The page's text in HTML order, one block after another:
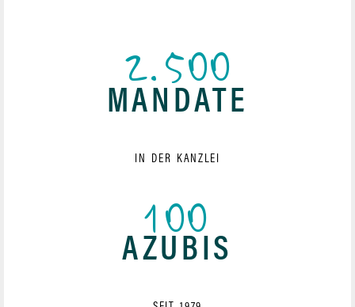
2.500
MANDATE
IN DER KANZLEI
100
AZUBIS